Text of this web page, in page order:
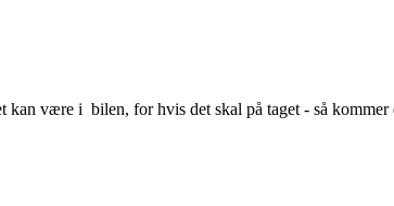
kan være i bilen, for hvis det skal på taget - så